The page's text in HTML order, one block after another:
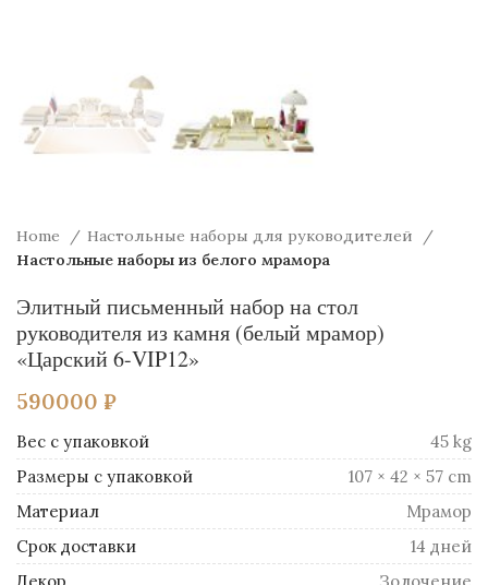
Home
Настольные наборы для руководителей
Настольные наборы из белого мрамора
Элитный письменный набор на стол
руководителя из камня (белый мрамор)
«Царский 6-VIP12»
590000 ₽
Вес
45 kg
Размеры
107 × 42 × 57 cm
Материал
Mрамор
Срок доставки
14 дней